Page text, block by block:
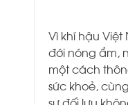
Vì khí hậu
đới nóng ẩm,
một cách
sức khoẻ,